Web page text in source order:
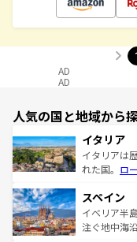
1
AD
AD
人気の国と地域から
イタリア
イタリアは
れた国。 ロ
ろん、トス
景など、自
ピザやパス
スペイン
イベリア半
注ぐ地中海